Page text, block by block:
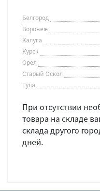
Белгород
Воронеж
Калуга
Курск
Орел
Старый Оскол
Тула
При отсутствии
товара на складе
склада другого
дней.